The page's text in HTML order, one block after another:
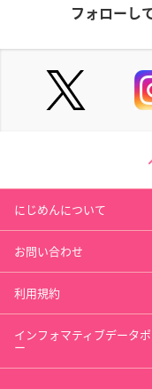
フォローし
にじめんについて
お問い合わせ
利用規約
インフォマティブデータ
ー